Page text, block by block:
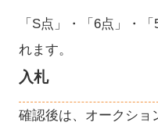
「S点」・「6点」・
れます。
入札
確認後は、オークショ